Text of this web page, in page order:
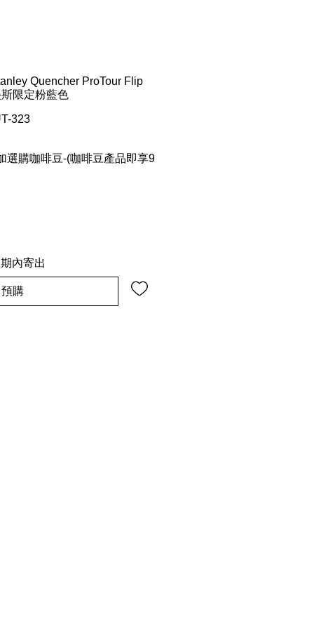
Quencher ProTour Flip
限定粉藍色
323
選購咖啡豆-(咖啡豆產品即享9
內寄出
預購